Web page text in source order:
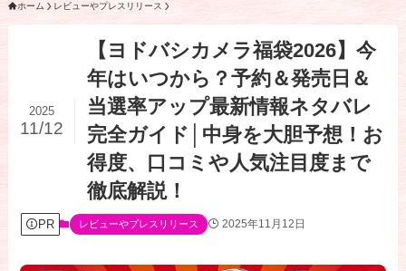
ホーム レビューやプレスリリース
【ヨドバシカメラ福袋2026】今
年はいつから？予約＆発売日＆
当選率アップ最新情報ネタバレ
完全ガイド│中身を大胆予想！お
得度、口コミや人気注目度まで
徹底解説！
2025
11/12
PR レビューやプレスリリース 2025年11月12日